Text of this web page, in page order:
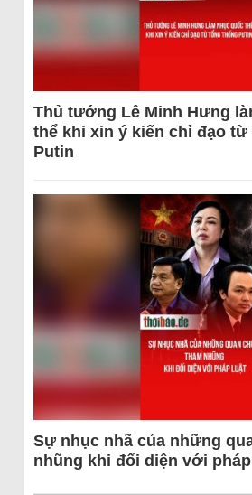
Thủ tướng Lê Minh Hưng
thể khi xin ý kiến chỉ đạo từ
Putin
Sự nhục nhã của những
nhũng khi đối diện với